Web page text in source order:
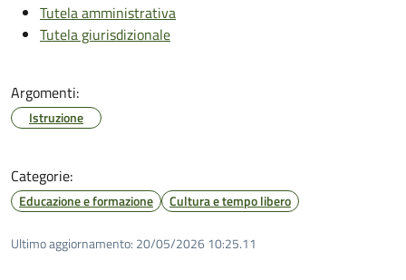
Tutela amministrativa
Tutela giurisdizionale
Argomenti:
Istruzione
Categorie:
Educazione e formazione Cultura e tempo libero
Ultimo aggiornamento: 20/05/2026 10:25.11